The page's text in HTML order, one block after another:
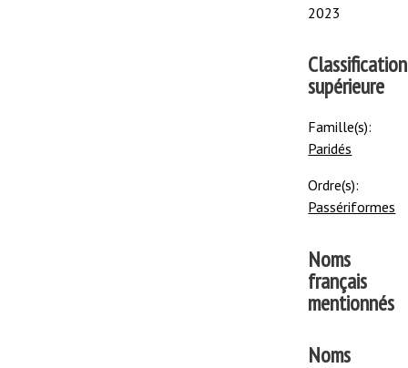
2023
Classification
supérieure
Famille(s):
Paridés
Ordre(s):
Passériformes
Noms
français
mentionnés
Noms